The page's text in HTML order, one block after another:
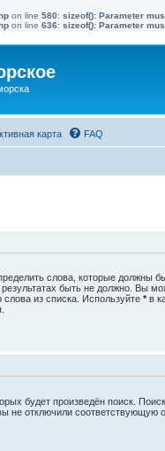
on line 580: sizeof(): Parameter
on line 636: sizeof(): Parameter
карта FAQ
слова, которые должны
быть не должно. Вы
слова из списка. Используйте * в
будет произведён поиск.
не отключили соответствующую